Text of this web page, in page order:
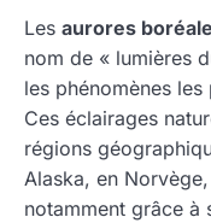
Les aurores
nom de « lumières
les phénomènes
Ces éclairages
régions
Alaska, en
notamment grâce à